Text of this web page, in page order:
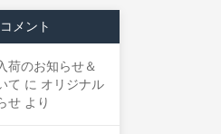
メント
荷のお知らせ＆
て に オリジナル
せ より